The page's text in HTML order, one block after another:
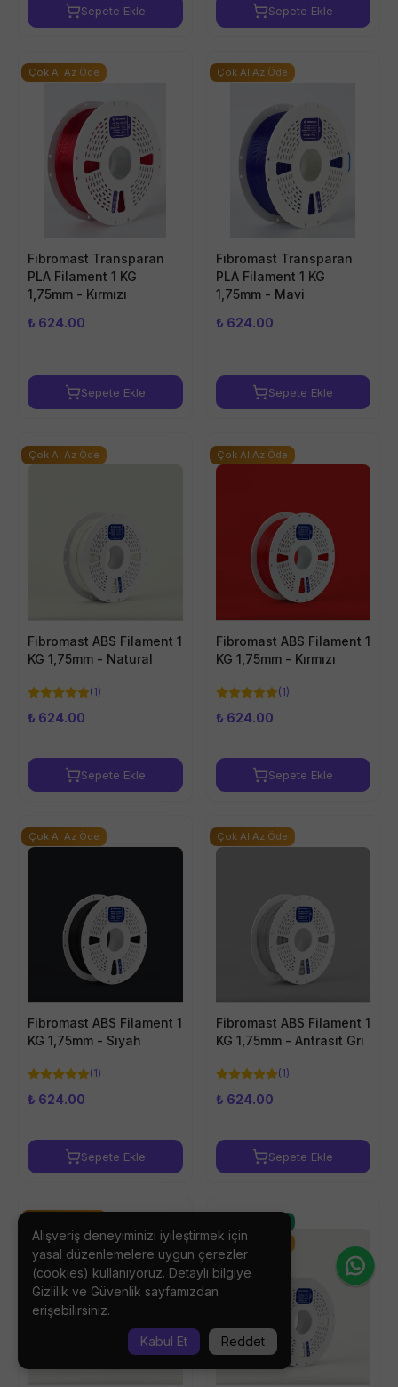
Sepete Ekle Sepete Ekle
Fibromast Transparan
PLA Filament 1 KG
1,75mm - Kırmızı
Çok Al Az Öde
₺ 624.00
Sepete Ekle
Fibromast Transparan
PLA Filament 1 KG
1,75mm - Mavi
Çok Al Az Öde
₺ 624.00
Sepete Ekle
Fibromast ABS Filament 1
KG 1,75mm - Natural
(1)
Çok Al Az Öde
₺ 624.00
Sepete Ekle
Fibromast ABS Filament 1
KG 1,75mm - Kırmızı
(1)
Çok Al Az Öde
₺ 624.00
Sepete Ekle
Fibromast ABS Filament 1
KG 1,75mm - Siyah
(1)
Çok Al Az Öde
₺ 624.00
Sepete Ekle
Fibromast ABS Filament 1
KG 1,75mm - Antrasit Gri
(1)
Çok Al Az Öde
₺ 624.00
Sepete Ekle
Çok Al Az Öde
Alışveriş deneyiminizi iyileştirmek için
yasal düzenlemelere uygun çerezler
(cookies) kullanıyoruz. Detaylı bilgiye
Gizlilik ve Güvenlik sayfamızdan
erişebilirsiniz.
Kabul Et Reddet